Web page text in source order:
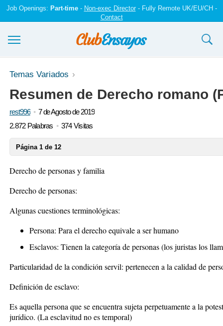
Job Openings: Part-time- Non-exec Director- Fully Remote UK/EU/CH -
Contact
Ensayos y trabajos
Registrarse
Iniciar sesión
Temas Variados
Resumen de Derecho romano
rest996
7 de Agosto de 2019
2.872 Palabras
374 Visitas
Página 1 de 12
Derecho de personas y familia
Derecho de personas:
Algunas cuestiones terminológicas:
Persona: Para el derecho equivale a ser humano
Esclavos: Tienen la categoría de personas (los juristas los
Particularidad de la condición servil: pertenecen a la calidad de
Definición deesclavo:
Es aquella persona que se encuentra sujeta perpetuamente a la
jurídico. (La esclavitud no es temporal)